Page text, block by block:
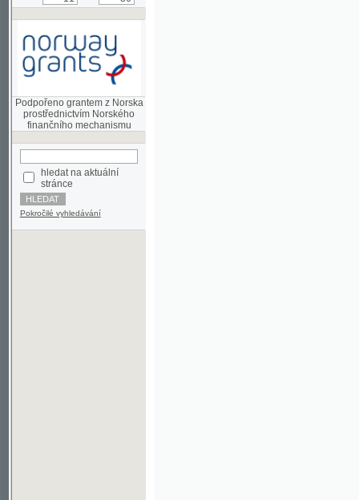
Podpořeno grantem z Norska
prostřednictvím Norského
hledat na aktuální
stránce
Pokročilé vyhledávání